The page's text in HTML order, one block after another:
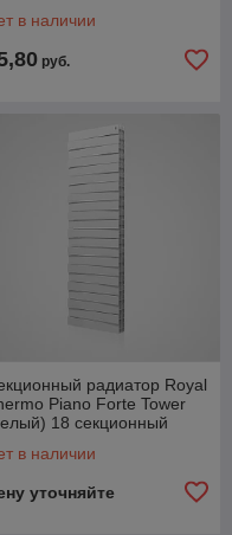
в наличии
руб.
радиатор Royal
Piano Forte Tower
18 секционный
в наличии
уточняйте